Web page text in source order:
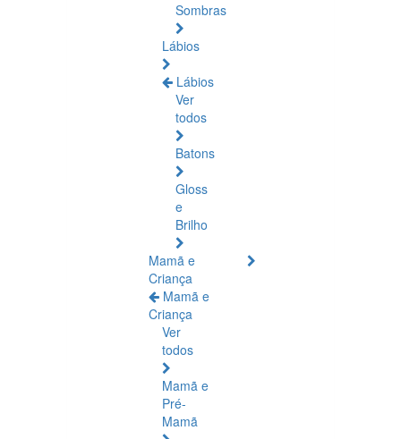
Sombras
Lábios
Lábios
Ver
todos
Batons
Gloss
e
Brilho
Mamã e
Criança
Mamã e
Criança
Ver
todos
Mamã e
Pré-
Mamã